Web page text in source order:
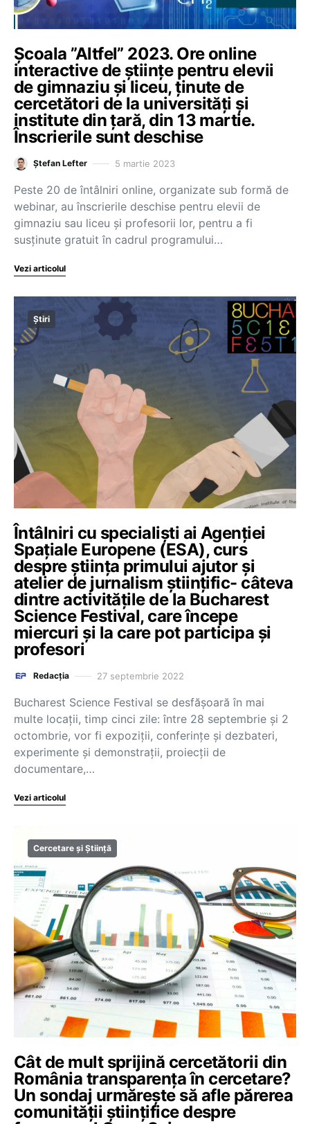
Școala ”Altfel” 2023. Ore online
interactive de științe pentru elevii
de gimnaziu și liceu, ținute de
cercetători de la universități și
institute din țară, din 13 martie.
Înscrierile sunt deschise
Ștefan Lefter 5 martie 2023
Peste 20 de întâlniri online, organizate sub formă de
webinar, au înscrierile deschise pentru elevii de
gimnaziu sau liceu și profesorii lor, pentru a fi
susținute gratuit în cadrul programului…
Vezi articolul
Știri
Întâlniri cu specialiști ai Agenției
Spațiale Europene (ESA), curs
despre știința primului ajutor și
atelier de jurnalism științific- câteva
dintre activitățile de la Bucharest
Science Festival, care începe
miercuri și la care pot participa și
profesori
Redacția 27 septembrie 2022
Bucharest Science Festival se desfășoară în mai
multe locații, timp cinci zile: între 28 septembrie și 2
octombrie, vor fi expoziții, conferințe și dezbateri,
experimente și demonstrații, proiecții de
documentare,…
Vezi articolul
Cercetare și Știință
Cât de mult sprijină cercetătorii din
România transparența în cercetare?
Un sondaj urmărește să afle părerea
comunității științifice despre